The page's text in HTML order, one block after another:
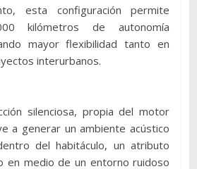
esta configuración permite
kilómetros de autonomía
mayor flexibilidad tanto en
interurbanos.
silenciosa, propia del motor
a generar un ambiente acústico
del habitáculo, un atributo
en medio de un entorno ruidoso